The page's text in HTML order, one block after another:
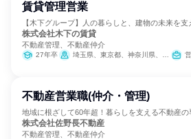
賃貸管理営業
【木下グループ】人の暮らしと、建物の未来を支
株式会社木下の賃貸
不動産管理、不動産仲介
27年卒 埼玉県、東京都、神奈川県、愛知県、京都府、大阪府、兵庫県
不動産営業職(仲介・管理)
地域に根ざして60年超！暮らしを支える不動産の
株式会社佐野長不動産
不動産管理、不動産仲介